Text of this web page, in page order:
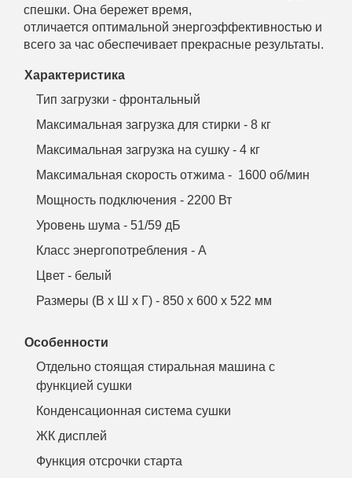
спешки. Она бережет время,
отличается оптимальной энергоэффективностью и
всего за час обеспечивает прекрасные результаты.
Характеристика
Тип загрузки - фронтальный
Максимальная загрузка для стирки - 8 кг
Максимальная загрузка на сушку - 4 кг
Максимальная скорость отжима - 1600 об/мин
Мощность подключения - 2200 Вт
Уровень шума - 51/59 дБ
Класс энергопотребления - А
Цвет - белый
Размеры (В х Ш х Г) - 850 х 600 х 522 мм
Особенности
Отдельно стоящая стиральная машина с
функцией сушки
Конденсационная система сушки
ЖК дисплей
Функция отсрочки старта